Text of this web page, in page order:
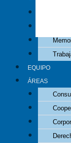
EQUIPO
ÁREAS
Durante más de
CONTACTO